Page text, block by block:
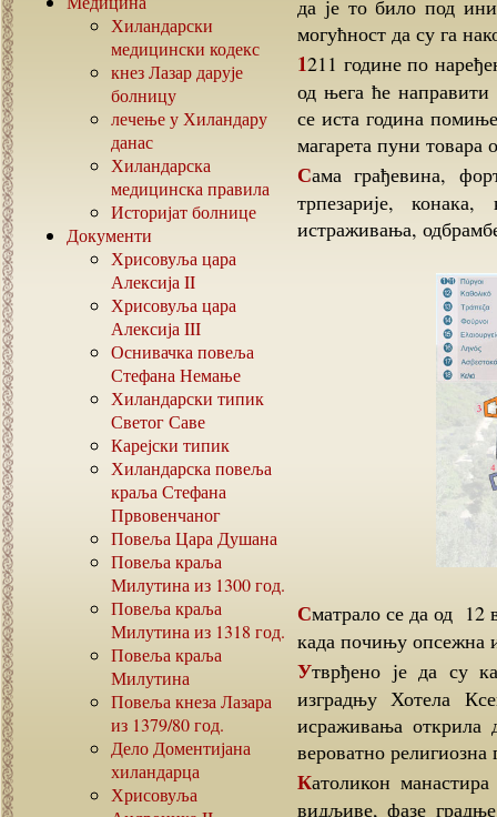
Хиландарски
медицински кодекс
кнез Лазар дарује
болницу
лечење у Хиландару
данас
Хиландарска
медицинска правила
Историјат болнице
Документи
Хрисовуља цара
Алексија II
Хрисовуља цара
Алексија III
Оснивачка повеља
Стефана Немање
Хиландарски типик
Светог Саве
Карејски типик
Хиландарска повеља
краља Стефана
Првовенчаног
Повеља Цара Душана
Повеља краља
Милутина из 1300год.
Повеља краља
Милутина из 1318 год.
Повеља краља
Милутина
Повеља кнеза Лазара
из 1379/80год.
Дело Доментијана
хиландарца
Хрисовуља
да је то било под
могућност да су га
1211 године по наређењу римског папе, овај манастир насељавају Франци и
од њега ће
се иста година
магарета пуни товара
Сама грађевина, фортификација се састојала из 5 целина, католикона,
трпезарије,
истраживања,
Сматрало се да од 12 века па до 1980 године манастир је био у рушевинама,
када почињу опсежна
Утврђено је да су камени блокови овог манастира били коришћени за
изградњу Хотела
исраживања
вероватно религиозна
Католикон манастира је изграђен у 11 веку. Састоји се од четири, јасно
видљиве, фазе